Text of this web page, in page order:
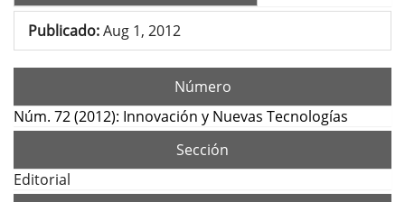
Publicado:Aug 1, 2012
Número
Núm. 72 (2012): Innovación y Nuevas Tecnologías
Sección
Editorial